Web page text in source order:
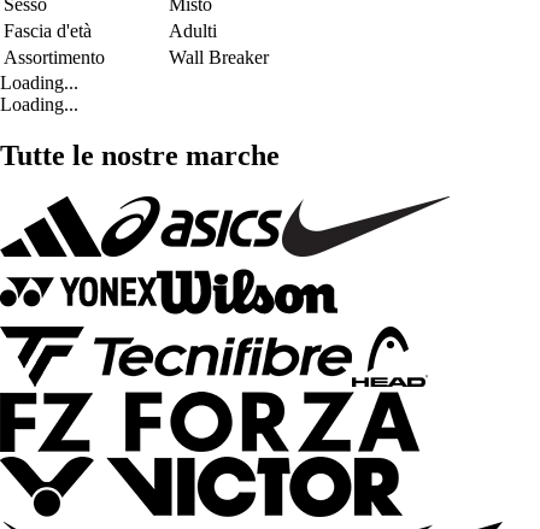
Sesso
Misto
Fascia d'età
Adulti
Assortimento
Wall Breaker
Loading...
Loading...
Tutte le nostre marche